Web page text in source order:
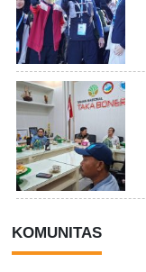
KOMUNITAS